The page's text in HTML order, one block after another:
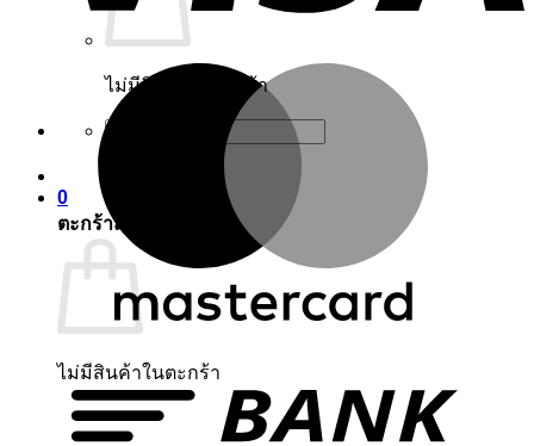
ไม่มีสินค้าในตะกร้า
ค้นหา:
0
ตะกร้าสินค้า
ไม่มีสินค้าในตะกร้า